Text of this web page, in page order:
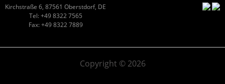
Kirchstraße 6, 87561 Oberstdorf, DE
Tel: +49 8322 7565
Fax: +49 8322 7889
Copyright © 2026